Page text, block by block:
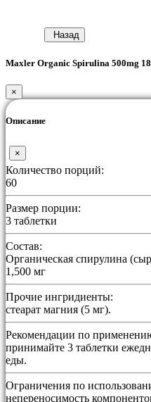
Назад
Maxler Organic Spirulina 500mg
×
Описание
×
Количество порций:
60
Размер порции:
3 таблетки
Состав:
Органическая спирулина
1,500 мг
Прочие ингридиенты:
стеарат магния (5 мг).
Рекомендации по
принимайте 3 таблетки
еды.
Ограничения по
непереносимость